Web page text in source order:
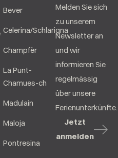
Bever
Celerina/Schlarigna
Champfèr
La Punt-
Chamues-ch
Madulain
Maloja
Pontresina
Melden Sie sich
zu unserem
Newsletter an
und wir
informieren Sie
regelmässig
über unsere
Ferienunterkünfte.
Jetzt
anmelden